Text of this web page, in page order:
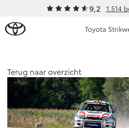
9,2 1.514
Toyota
Ons bedrijf
Ons bedrijf
Modellen
Aygo X
Occasions
Terug naar overzicht